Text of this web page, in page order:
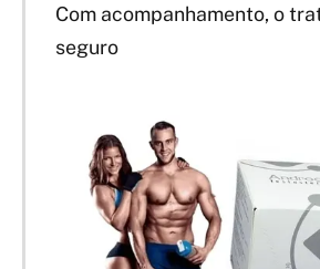
Com acompanhamento, o
seguro